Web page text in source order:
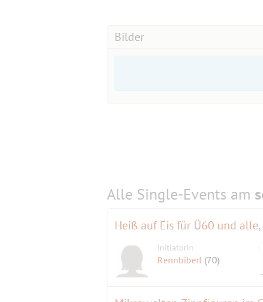
Optional mit "Nachbesprechungs-
Bilder
Alle Single-Events am
Heiß auf Eis für Ü60 und
Initiatorin
Rennbiberl (70)